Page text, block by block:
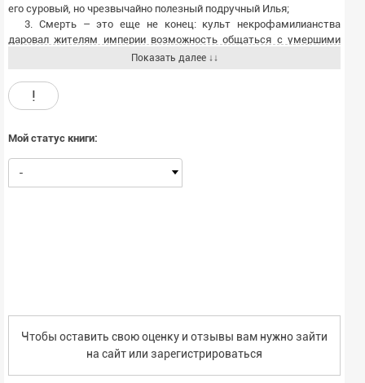
его суровый, но чрезвычайно полезный подручный Илья;
3. Смерть – это еще не конец: культ некрофамилианства
даровал жителям империи возможность общаться с умершими
родными и обращаться за советом к гениям прошлого;
подворотнях, разборки с городской мафией, прекрасные дамы и
джентльменские шутки
оставленная Протасовым-старшим?
Показать далее ↓↓
!
Мой статус книги:
-
Чтобы оставить свою оценку и отзывы вам нужно зайти
на сайт или зарегистрироваться